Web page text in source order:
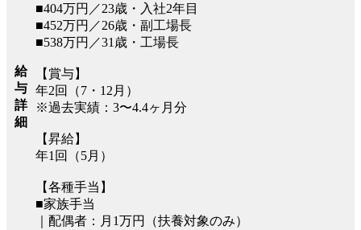
給
与
詳
細
■404万円／23歳・入社2年目
■452万円／26歳・副工場長
■538万円／31歳・工場長
【賞与】
年2回（7・12月）
※過去実績：3〜4.4ヶ月分
【昇給】
年1回（5月）
【各種手当】
■家族手当
｜配偶者：月1万円（扶養対象のみ）